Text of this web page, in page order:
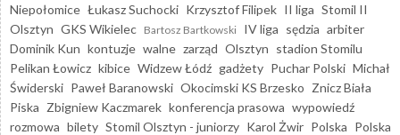
Niepołomice Łukasz Suchocki Krzysztof Filipek II liga Stomil II
Olsztyn GKS Wikielec Bartosz Bartkowski IV liga sędzia arbiter
Dominik Kun kontuzje walne zarząd Olsztyn stadion Stomilu
Pelikan Łowicz kibice Widzew Łódź gadżety Puchar Polski Michał
Świderski Paweł Baranowski Okocimski KS Brzesko Znicz Biała
Piska Zbigniew Kaczmarek konferencja prasowa wypowiedź
rozmowa bilety Stomil Olsztyn - juniorzy Karol Żwir Polska Polska